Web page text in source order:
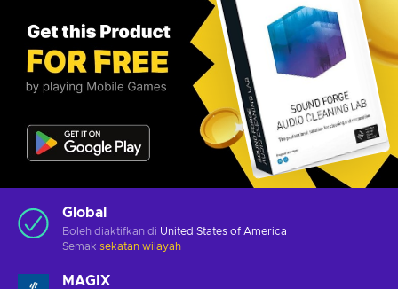
Global
Boleh diaktifkan di United States of America
Semak sekatan wilayah
MAGIX